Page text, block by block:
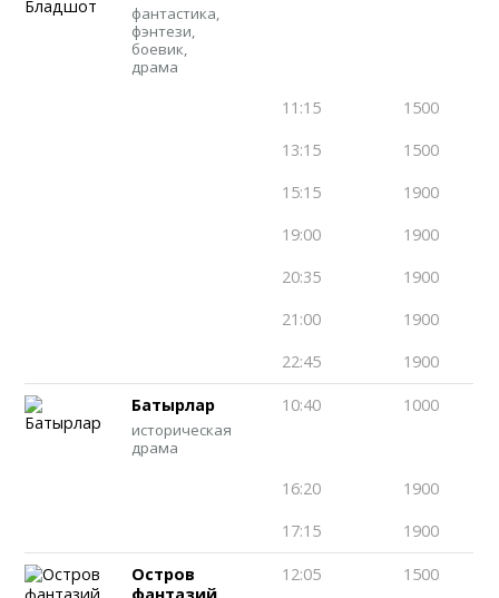
фантастика,
фэнтези,
боевик,
драма
11:15
1500
13:15
1500
15:15
1900
19:00
1900
20:35
1900
21:00
1900
22:45
1900
Батырлар
историческая
драма
10:40 1000
16:20
1900
17:15
1900
Остров
12:05 1500